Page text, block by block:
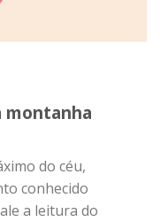
montanha
do céu,
conhecido
a leitura do